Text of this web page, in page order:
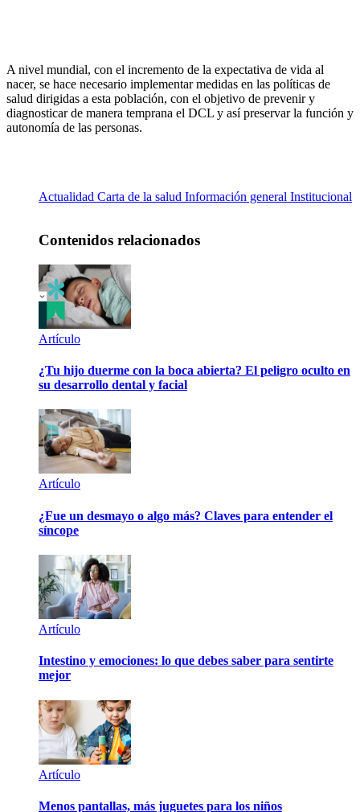
A nivel mundial, con el incremento de la expectativa de vida al
nacer, se hace necesario implementar medidas en las políticas de
salud dirigidas a esta población, con el objetivo de prevenir y
diagnosticar de manera temprana el DCL y así preservar la función y
autonomía de las personas.
Actualidad Carta de la salud Información general Institucional
Contenidos relacionados
Artículo
¿Tu hijo duerme con la boca abierta? El peligro oculto en
su desarrollo dental y facial
Artículo
¿Fue un desmayo o algo más? Claves para entender el
síncope
Artículo
Intestino y emociones: lo que debes saber para sentirte
mejor
Artículo
Menos pantallas, más juguetes para los niños